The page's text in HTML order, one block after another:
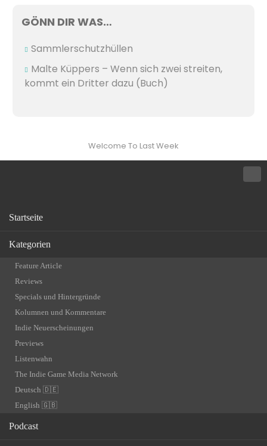
GÖNN DIR WAS…
Sammlerschutzhüllen
Malte Küppers – Wenn sich zwei streiten,
kommt ein Dritter dazu (Buch)
Welcome To Last Week
Startseite
Kategorien
Feature Article
Reviews
Specials und Hintergründe
Kolumnen und Kommentare
Indie Neuerscheinungen
Previews
Listenwahn
The Indie Game Media Network
Deutsch 🇩🇪
English 🇬🇧
Podcast